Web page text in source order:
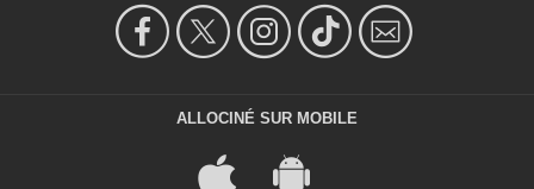
ALLOCINÉ SUR MOBILE